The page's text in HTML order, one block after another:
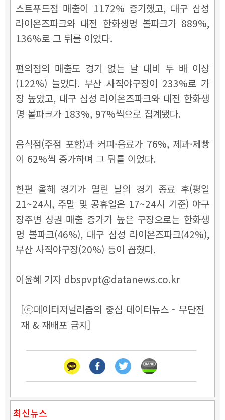
스트푸드점 매출이 1172% 증가했고, 대구 삼성
라이온즈파크와 대전 한화생명 볼파크가 889%,
136%로 그 뒤를 이었다.
편의점의 매출도 경기 없는 날 대비 두 배 이상
(122%) 늘었다. 부산 사직야구장이 233%로 가
장 높았고, 대구 삼성 라이온즈파크와 대전 한화생
명 볼파크가 183%, 97%씩으로 집계됐다.
음식점(주점 포함)과 커피·음료가 76%, 제과·제빵
이 62%씩 증가하며 그 뒤를 이었다.
한편 올해 경기가 열린 날의 경기 종료 후(평일
21~24시, 주말 및 공휴일은 17~24시 기준) 야구
장주변 상권 매출 증가가 높은 구장으로는 한화생
명 볼파크(46%), 대구 삼성 라이온즈파크(42%),
부산 사직야구장(20%) 등이 꼽혔다.
이윤혜 기자 dbspvpt@datanews.co.kr
[ⓒ데이터저널리즘의 중심 데이터뉴스 - 무단전
재 & 재배포 금지]
최신뉴스